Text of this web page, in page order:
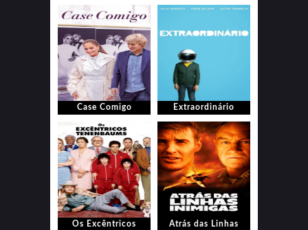
Case Comigo Extraordinário
Os Excêntricos
Atrás das Linhas